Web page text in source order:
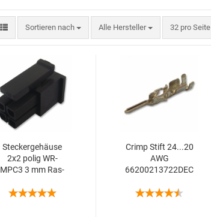
Sortieren nach Alle Hersteller 32 pro Seite
Ste­cker­ge­häu­se
2x2 polig WR-​
MPC3 3 mm Ras­
Crimp Stift 24...20
AWG
66200213722DEC